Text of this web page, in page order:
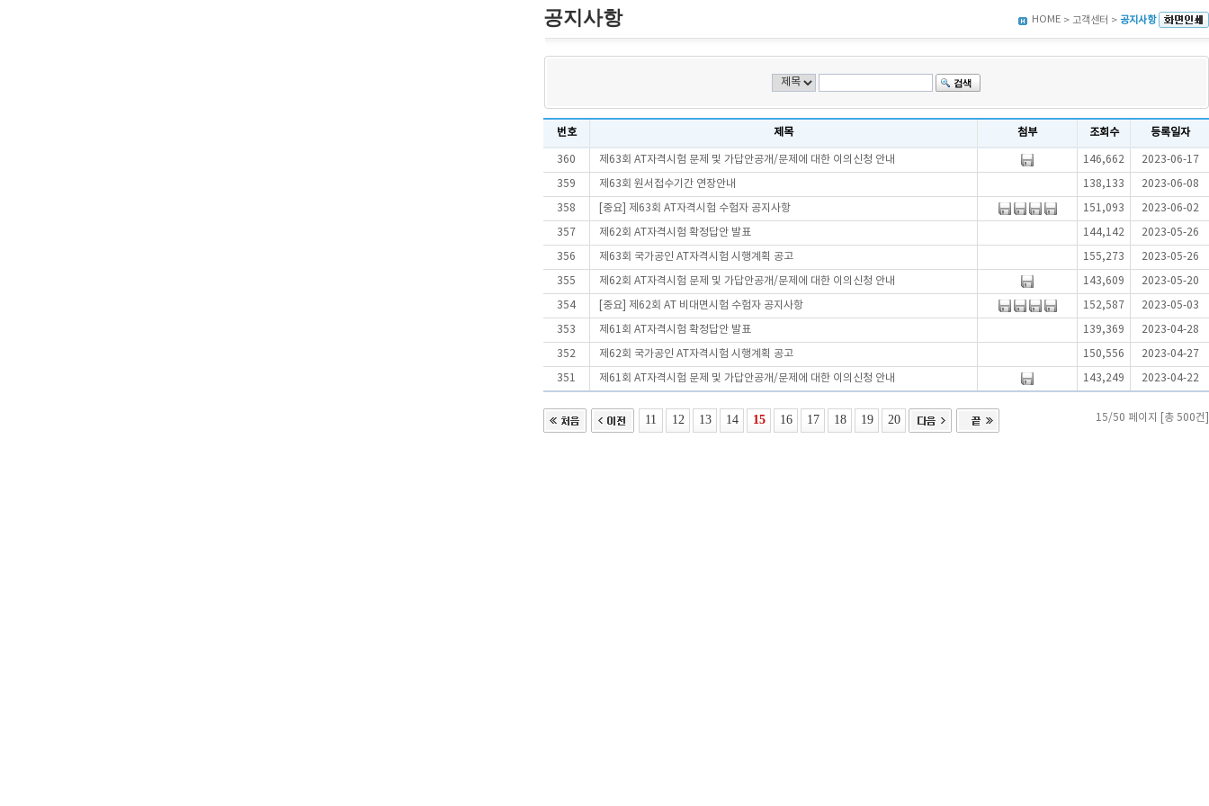
공지사항 HOME > 고객센터 > 공지사항
번호 제목 첨부 조회수 등록일자
360 제63회 AT자격시험 문제 및 가답안공개/문제에 대한 이의신청 안내 146,662 2023-06-17
359 제63회 원서접수기간 연장안내 138,133 2023-06-08
358 [중요] 제63회 AT자격시험 수험자 공지사항 151,093 2023-06-02
357 제62회 AT자격시험 확정답안 발표 144,142 2023-05-26
356 제63회 국가공인 AT자격시험 시행계획 공고 155,273 2023-05-26
355 제62회 AT자격시험 문제 및 가답안공개/문제에 대한 이의신청 안내 143,609 2023-05-20
354 [중요] 제62회 AT 비대면시험 수험자 공지사항 152,587 2023-05-03
353 제61회 AT자격시험 확정답안 발표 139,369 2023-04-28
352 제62회 국가공인 AT자격시험 시행계획 공고 150,556 2023-04-27
351 제61회 AT자격시험 문제 및 가답안공개/문제에 대한 이의신청 안내 143,249 2023-04-22
11 12 13 14 15 16 17 18 19 20 15/50 페이지 [총 500건]